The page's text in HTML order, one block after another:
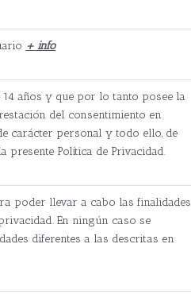
+ info
años y que por lo tanto posee la
del consentimiento en
carácter personal y todo ello, de
presente Política de Privacidad.
poder llevar a cabo las finalidades
En ningún caso se
diferentes a las descritas en